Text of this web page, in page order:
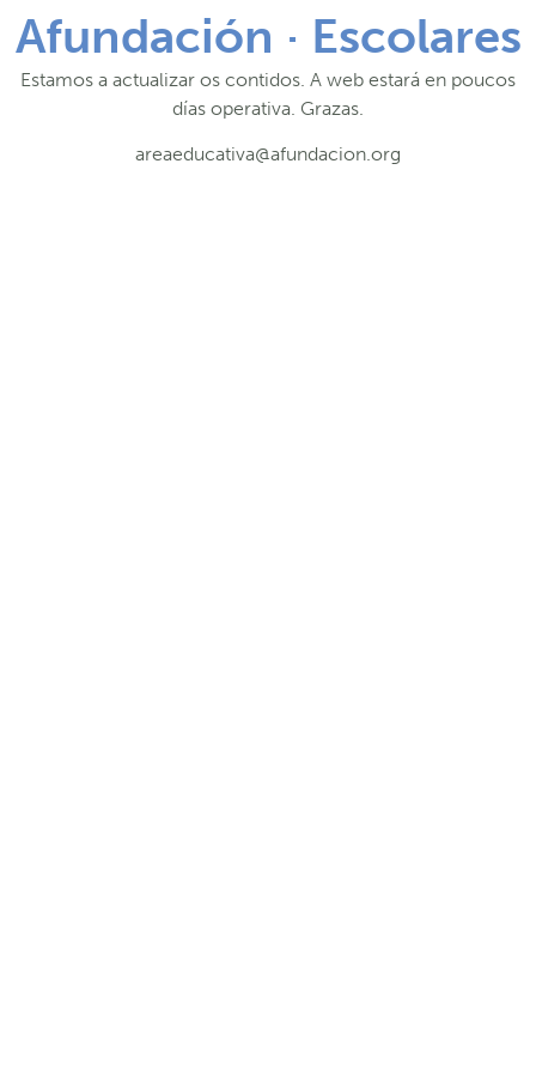
Afundación · Escolares
Estamos a actualizar os contidos. A web estará en poucos
días operativa. Grazas.
areaeducativa@afundacion.org